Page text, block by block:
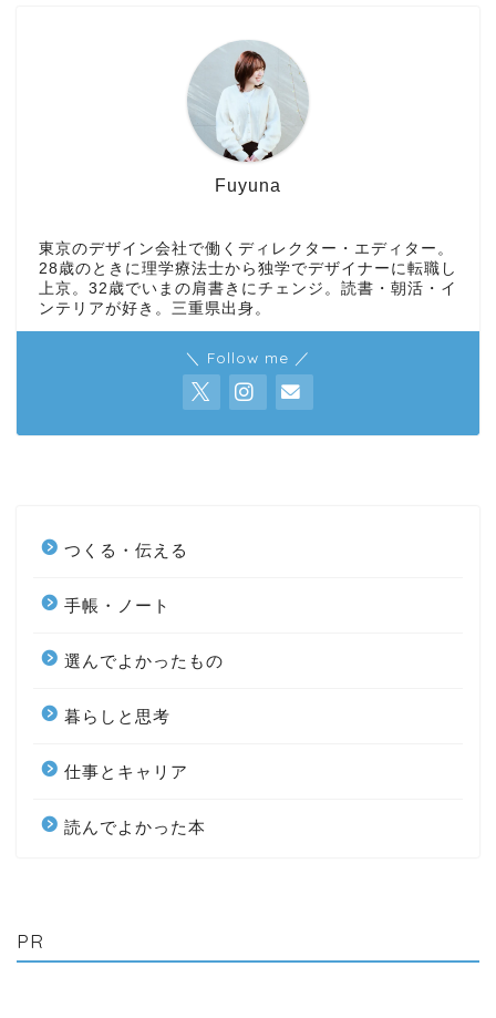
Fuyuna
東京のデザイン会社で働くディレクター・エディター。
28歳のときに理学療法士から独学でデザイナーに転職し
上京。32歳でいまの肩書きにチェンジ。読書・朝活・イ
ンテリアが好き。三重県出身。
＼ Follow me ／
つくる・伝える
手帳・ノート
選んでよかったもの
暮らしと思考
仕事とキャリア
読んでよかった本
PR